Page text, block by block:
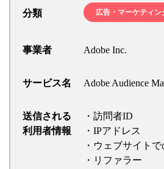
分類 広告・マーケティン
事業者 Adobe Inc.
サービス名 Adobe Audience
送信される
利用者情報
・訪問者ID
・IPアドレス
・ウェブサイト
・リファラー